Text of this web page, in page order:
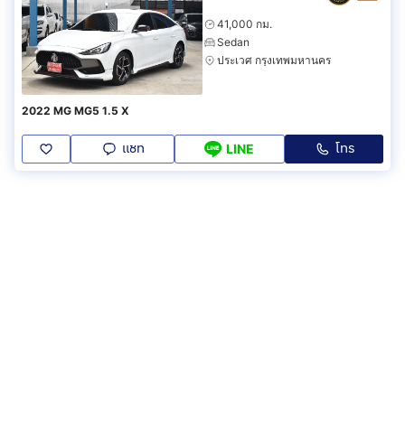
41,000 กม.
Sedan
ประเวศ กรุงเทพมหานคร
2022 MG MG5 1.5 X
แชท LINE โทร